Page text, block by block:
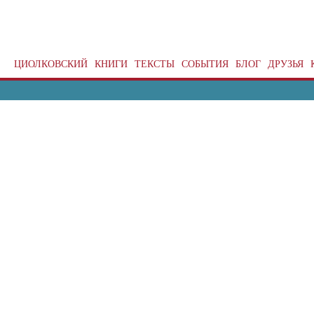
ЦИОЛКОВСКИЙ КНИГИ ТЕКСТЫ СОБЫТИЯ БЛОГ ДРУЗЬЯ